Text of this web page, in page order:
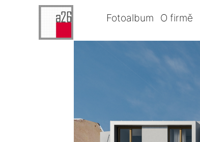
Fotoalbum O firmě